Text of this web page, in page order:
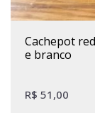
cachepot redondo espiral azul
e branco
R$ 51,00